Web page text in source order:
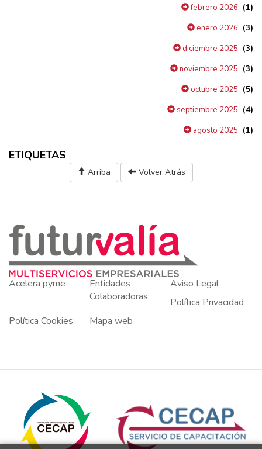
febrero 2026 (1)
enero 2026 (3)
diciembre 2025 (3)
noviembre 2025 (3)
octubre 2025 (5)
septiembre 2025 (4)
agosto 2025 (1)
ETIQUETAS
Arriba Volver Atrás
Acelera pyme
Entidades
Colaboradoras
Aviso Legal
Política Privacidad
Política Cookies
Mapa web